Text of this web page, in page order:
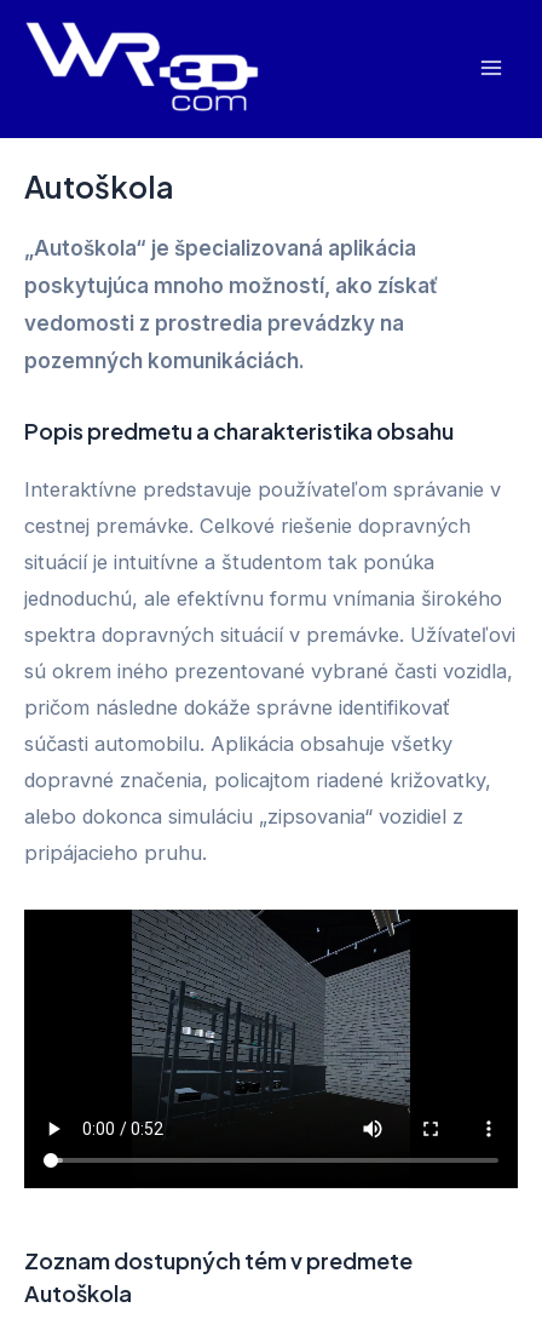
Preskočiť
Autoškola
„Autoškola“ je špecializovaná aplikácia
poskytujúca mnoho možností, ako získať
vedomosti z prostredia prevádzky na
pozemných komunikáciách.
Popis predmetu a charakteristika obsahu
Interaktívne predstavuje používateľom správanie v
cestnej premávke. Celkové riešenie dopravných
situácií je intuitívne a študentom tak ponúka
jednoduchú, ale efektívnu formu vnímania širokého
spektra dopravných situácií v premávke. Užívateľovi
sú okrem iného prezentované vybrané časti vozidla,
pričom následne dokáže správne identifikovať
súčasti automobilu. Aplikácia obsahuje všetky
dopravné značenia, policajtom riadené križovatky,
alebo dokonca simuláciu „zipsovania“ vozidiel z
pripájacieho pruhu.
Zoznam dostupných tém v predmete
Autoškola